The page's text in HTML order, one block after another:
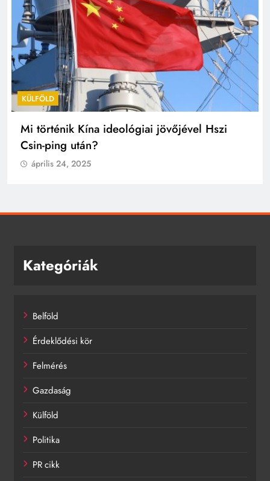
KÜLFÖLD
Mi történik Kína ideológiai jövőjével Hszi
Csin-ping után?
április 24, 2025
Kategóriák
Belföld
Érdeklődési kör
Felmérés
Gazdaság
Külföld
Politika
PR cikk